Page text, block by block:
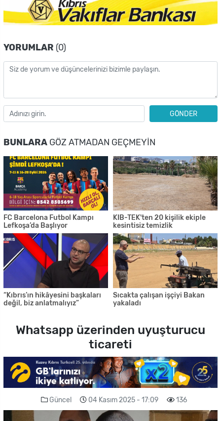
YORUMLAR (0)
GÖNDER
BUNLARA GÖZ ATMADAN GEÇMEYIN
FC Barcelona Futbol Kampı
Lefkoşa’da Başlıyor
KIB-TEK'ten 20 kişilik ekiple
kesintisiz temizlik
“Kıbrıs’ın hikâyesini başkaları
değil, biz anlatmalıyız”
Sıcakta çalışan işçiyi Bakan
yakaladı
Whatsapp üzerinden uyuşturucu
ticareti
Güncel 04 Kasım 2025 - 17:09 136